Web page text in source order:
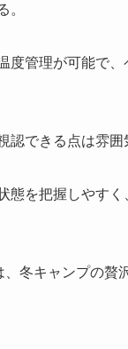
。
度管理が可能で
できる点は雰囲
態を把握しやす
冬キャンプの贅